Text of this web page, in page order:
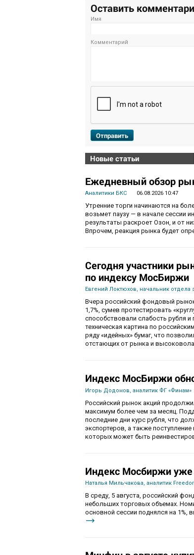
Оставить
Имя
Комментарий
Отправить
Новые статьи
Ежедневный обзор
Аналитики БКС 06.08.2026 10:47
Утренние торги начинаются на
возьмет паузу — в начале сессии
результаты раскроет Озон, и от
Впрочем, реакция рынка будет
Сегодня участники
по индексу МосБиржи
Евгений Локтюхов, начальник
Вчера российский фондовый
1,7%, сумев протестировать
способствовали слабость рубля и
техническая картина по
ряду «идейных» бумаг, что
отстающих от рынка и
Индекс МосБиржи
Игорь Додонов, аналитик ФГ «Финам»
Российский рынок акций
максимум более чем за месяц.
последние дни курс рубля, что
экспортеров, а также
которых может быть
Индекс Мосбиржи уже
Наталья Мильчакова, аналитик
В среду, 5 августа, российский
небольших торговых объемах.
основной сессии поднялся на 1%,